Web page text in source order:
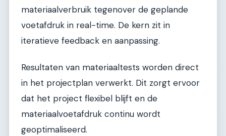
materiaalverbruik tegenover de geplande
voetafdruk in real-time. De kern zit in
iteratieve feedback en aanpassing.
Resultaten van materiaaltests worden direct
in het projectplan verwerkt. Dit zorgt ervoor
dat het project flexibel blijft en de
materiaalvoetafdruk continu wordt
geoptimaliseerd.